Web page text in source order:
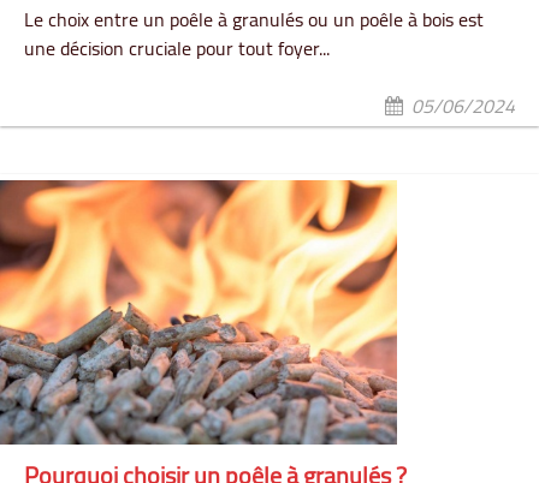
Le choix entre un poêle à granulés ou un poêle à bois est
une décision cruciale pour tout foyer...
05/06/2024